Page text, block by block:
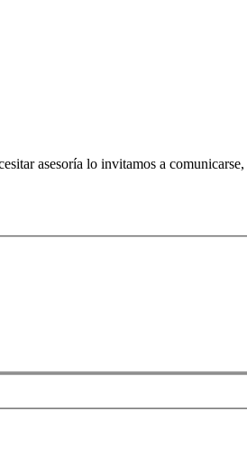
asesoría lo invitamos a comunicarse,